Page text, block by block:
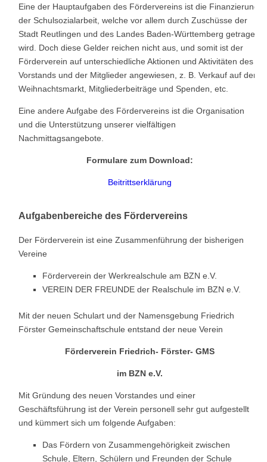
Eltern
Mensa
Download
Eine der Hauptaufgaben des Fördervereins ist die Finanzierung
der Schulsozialarbeit, welche vor allem durch Zuschüsse der
Stadt Reutlingen und des Landes Baden-Württemberg getragen
wird. Doch diese Gelder reichen nicht aus, und somit ist der
Förderverein auf unterschiedliche Aktionen und Aktivitäten des
Vorstands und der Mitglieder angewiesen, z. B. Verkauf auf dem
Weihnachtsmarkt, Mitgliederbeiträge und Spenden, etc.
Eine andere Aufgabe des Fördervereins ist die Organisation
und die Unterstützung unserer vielfältigen
Nachmittagsangebote.
Formulare zum Download:
Beitrittserklärung
Aufgabenbereiche des Fördervereins
Der Förderverein ist eine Zusammenführung der bisherigen
Vereine
Förderverein der Werkrealschule am BZN e.V.
VEREIN DER FREUNDE der Realschule im BZN e.V.
Mit der neuen Schulart und der Namensgebung Friedrich
Förster Gemeinschaftschule entstand der neue Verein
Förderverein Friedrich- Förster- GMS
im BZN e.V.
Mit Gründung des neuen Vorstandes und einer
Geschäftsführung ist der Verein personell sehr gut aufgestellt
und kümmert sich um folgende Aufgaben:
Das Fördern von Zusammengehörigkeit zwischen
Schule, Eltern, Schülern und Freunden der Schule